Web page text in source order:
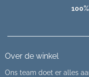
Over de winkel
Ons team doet er alles